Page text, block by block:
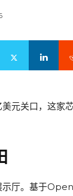
美元关口，这
厅。基于